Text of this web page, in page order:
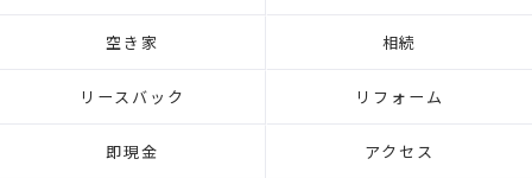
空き家 相続
リースバック リフォーム
即現金 アクセス